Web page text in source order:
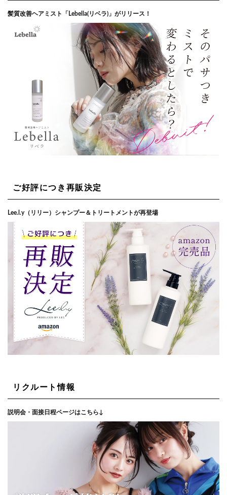
髪質改善ヘアミスト「Lebella(リベラ)」がリリース！
ご好評につき再販決定
Lee.l.y（リリー）シャンプー＆トリートメントが再登場
リクルート情報
説明会・面接日程ページはこちら↓